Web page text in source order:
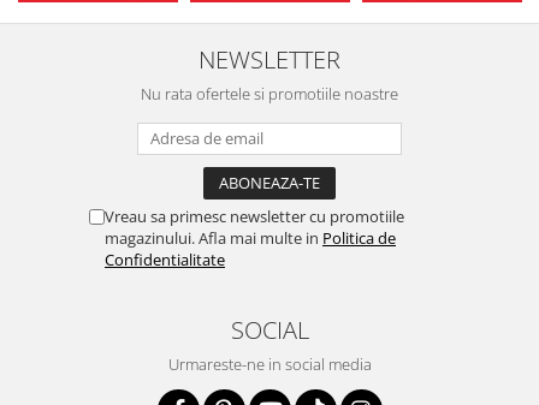
NEWSLETTER
Nu rata ofertele si promotiile noastre
Vreau sa primesc newsletter cu promotiile
magazinului. Afla mai multe in Politica de
Confidentialitate
SOCIAL
Urmareste-ne in social media